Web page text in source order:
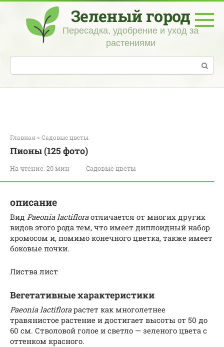
Перейти
контенту
Зеленый город
Пересадка, удобрение и уход за
растениями
Поиск:
Главная » Садовые цветы
Пионы (125 фото)
На чтение: 20 мин Садовые цветы
описание
Вид Paeonia lactifloraотличается от многих других
видов этого рода тем, что имеет диплоидный набор
хромосом и, помимо конечного цветка, также имеет
боковые почки.
Листва лист
Вегетативные характеристики
Paeonia lactifloraрастет как многолетнее
травянистое растение и достигает высоты от 50 до
60 см. Стволовой голое и светло — зеленого цвета с
оттенком красного.